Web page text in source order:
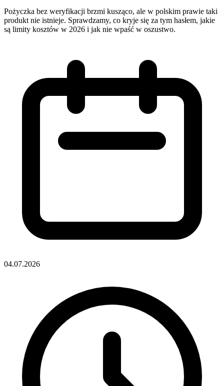
Pożyczka bez weryfikacji brzmi kusząco, ale w polskim prawie taki
produkt nie istnieje. Sprawdzamy, co kryje się za tym hasłem, jakie
są limity kosztów w 2026 i jak nie wpaść w oszustwo.
04.07.2026